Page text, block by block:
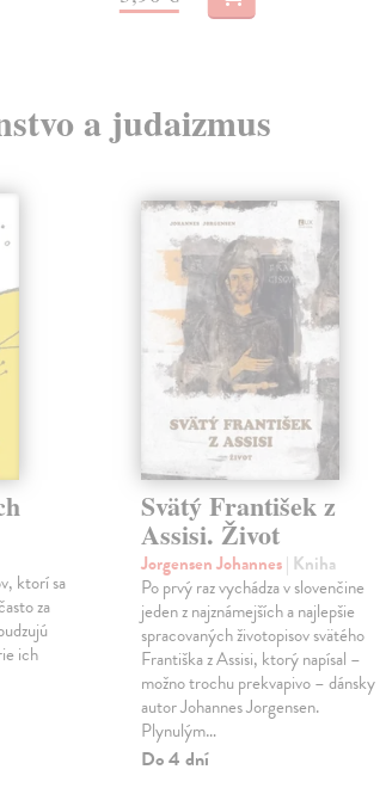
a judaizmus
ktorí sa
za
ich
Svätý František z
Assisi. Život
Jorgensen Johannes| Kniha
Po prvý raz vychádza v slovenčine
jeden z najznámejších a najlepšie
spracovaných životopisov svätého
Františka z Assisi, ktorý napísal –
možno trochu prekvapivo – dánsky
autor Johannes Jorgensen.
Plynulým…
Do 4 dní